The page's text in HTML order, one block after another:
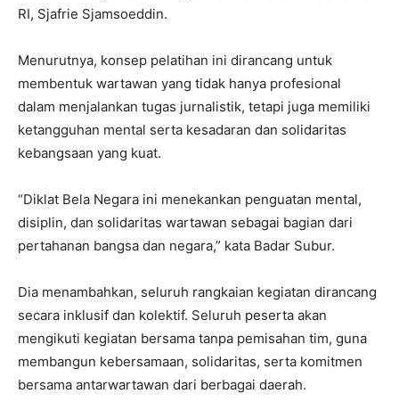
RI, Sjafrie Sjamsoeddin.
Menurutnya, konsep pelatihan ini dirancang untuk
membentuk wartawan yang tidak hanya profesional
dalam menjalankan tugas jurnalistik, tetapi juga memiliki
ketangguhan mental serta kesadaran dan solidaritas
kebangsaan yang kuat.
“Diklat Bela Negara ini menekankan penguatan mental,
disiplin, dan solidaritas wartawan sebagai bagian dari
pertahanan bangsa dan negara,” kata Badar Subur.
Dia menambahkan, seluruh rangkaian kegiatan dirancang
secara inklusif dan kolektif. Seluruh peserta akan
mengikuti kegiatan bersama tanpa pemisahan tim, guna
membangun kebersamaan, solidaritas, serta komitmen
bersama antarwartawan dari berbagai daerah.